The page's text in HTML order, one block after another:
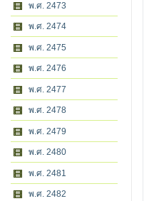
พ.ศ. 2473
พ.ศ. 2474
พ.ศ. 2475
พ.ศ. 2476
พ.ศ. 2477
พ.ศ. 2478
พ.ศ. 2479
พ.ศ. 2480
พ.ศ. 2481
พ.ศ. 2482